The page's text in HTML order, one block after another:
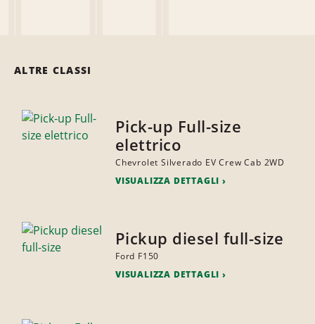
ALTRE CLASSI
Pick-up Full-size
elettrico
Chevrolet Silverado EV Crew Cab 2WD
VISUALIZZA DETTAGLI
Pickup diesel full-size
Ford F150
VISUALIZZA DETTAGLI